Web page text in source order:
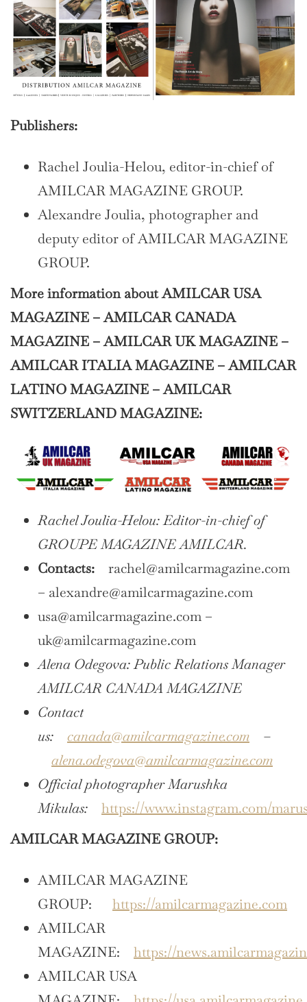
Publishers:
Rachel Joulia-Helou, editor-in-chief of
AMILCAR MAGAZINE GROUP.
Alexandre Joulia, photographer and
deputy editor of AMILCAR MAGAZINE
GROUP.
More information about AMILCAR USA
MAGAZINE – AMILCAR CANADA
MAGAZINE – AMILCAR UK MAGAZINE –
AMILCAR ITALIA MAGAZINE – AMILCAR
LATINO MAGAZINE – AMILCAR
SWITZERLAND MAGAZINE:
Rachel Joulia-Helou: Editor-in-chief of
GROUPE MAGAZINE AMILCAR.
Contacts: rachel@amilcarmagazine.com
– alexandre@amilcarmagazine.com
usa@amilcarmagazine.com –
uk@amilcarmagazine.com
Alena Odegova: Public Relations Manager
AMILCAR CANADA MAGAZINE
Contact
us: canada@amilcarmagazine.com –
alena.odegova@amilcarmagazine.com
Official photographer Marushka
Mikulas:
https://www.instagram.com/
AMILCAR MAGAZINE GROUP:
AMILCAR MAGAZINE
GROUP: https://amilcarmagazine.com
AMILCAR
MAGAZINE: https://
AMILCAR USA